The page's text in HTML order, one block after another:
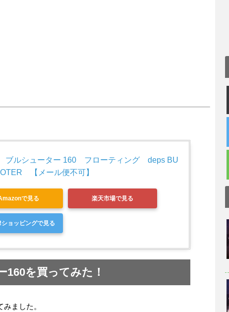
ブルシューター 160　フローティング　deps BU
　【メール便不可】
で見る 楽天市場で見る
ョッピングで見る
を買ってみた！
ました。